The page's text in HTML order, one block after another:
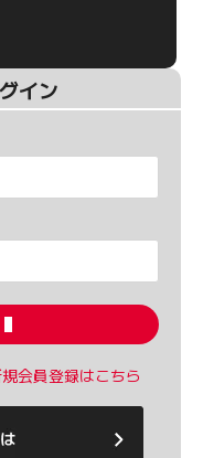
イン
会員登録はこちら